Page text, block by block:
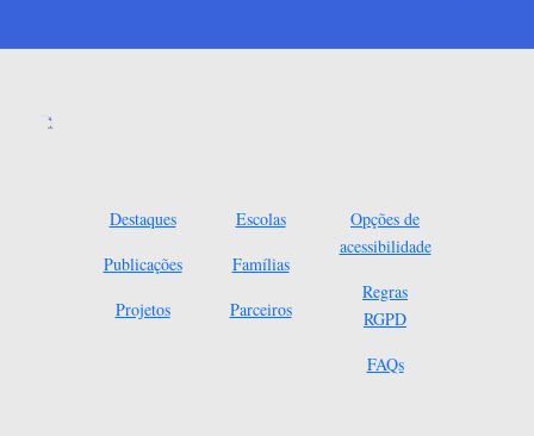
Destaques
Publicações
Projetos
Escolas
Famílias
Parceiros
Opções de
acessibilidade
Regras
RGPD
FAQs